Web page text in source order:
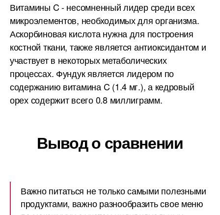
Витамины C - несомненный лидер среди всех
микроэлементов, необходимых для организма.
Аскорбиновая кислота нужна для построения
костной ткани, также является антиоксидантом и
участвует в некоторых метаболических
процессах. Фундук является лидером по
содержанию витамина C (1.4 мг.), а кедровый
орех содержит всего 0.8 миллиграмм.
Вывод о сравнении
Важно питаться не только самыми полезными
продуктами, важно разнообразить свое меню